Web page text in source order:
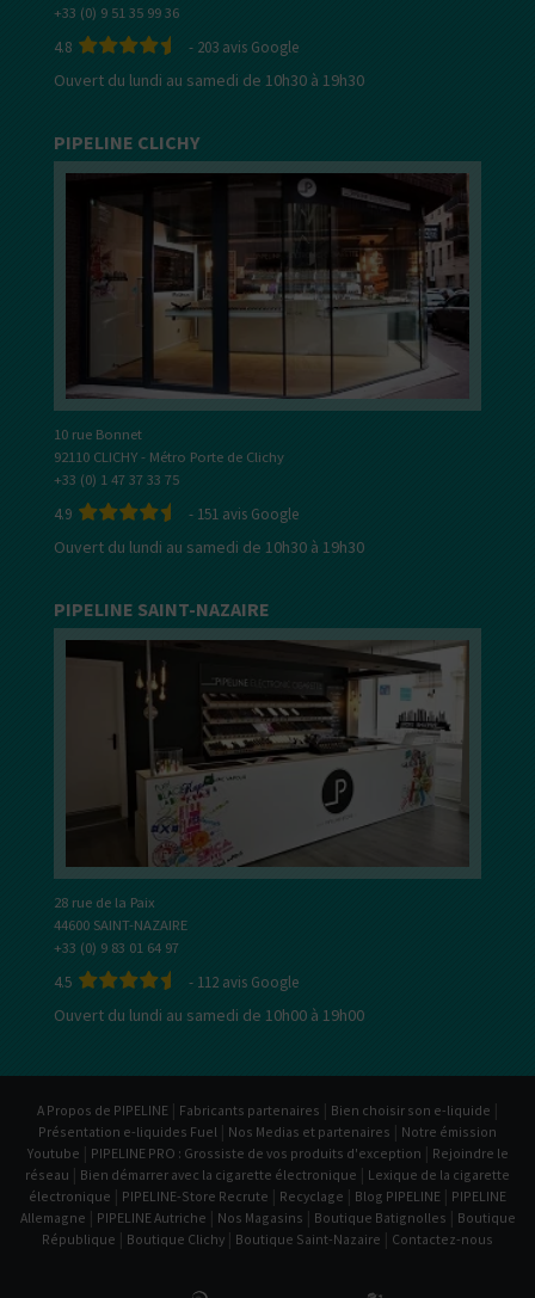
+33 (0) 9 51 35 99 36
4.8 - 203 avis Google
Ouvert du lundi au samedi de 10h30 à 19h30
PIPELINE CLICHY
10 rue Bonnet
92110 CLICHY - Métro Porte de Clichy
+33 (0) 1 47 37 33 75
4.9 - 151 avis Google
Ouvert du lundi au samedi de 10h30 à 19h30
PIPELINE SAINT-NAZAIRE
28 rue de la Paix
44600 SAINT-NAZAIRE
+33 (0) 9 83 01 64 97
4.5 - 112 avis Google
Ouvert du lundi au samedi de 10h00 à 19h00
A Propos de PIPELINE | Fabricants partenaires | Bien choisir son e-liquide |
Présentation e-liquides Fuel | Nos Medias et partenaires | Notre émission
Youtube | PIPELINE PRO : Grossiste de vos produits d'exception | Rejoindre le
réseau | Bien démarrer avec la cigarette électronique | Lexique de la cigarette
électronique | PIPELINE-Store Recrute | Recyclage | Blog PIPELINE | PIPELINE
Allemagne | PIPELINE Autriche | Nos Magasins | Boutique Batignolles | Boutique
République | Boutique Clichy | Boutique Saint-Nazaire | Contactez-nous